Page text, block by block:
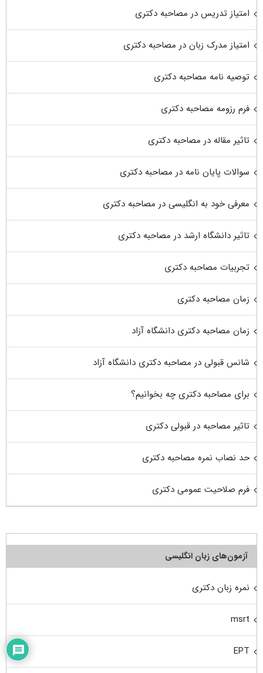
امتیاز تدریس در مصاحبه دکتری
امتیاز مدرک زبان در مصاحبه دکتری
توصیه نامه مصاحبه دکتری
فرم رزومه مصاحبه دکتری
تاثیر مقاله در مصاحبه دکتری
سوالات پایان نامه در مصاحبه دکتری
معرفی خود به انگلیسی در مصاحبه دکتری
تاثیر دانشگاه ارشد در مصاحبه دکتری
تجربیات مصاحبه دکتری
زمان مصاحبه دکتری
زمان مصاحبه دکتری دانشگاه آزاد
شانس قبولی در مصاحبه دکتری دانشگاه آزاد
برای مصاحبه دکتری چه بخوانیم؟
تاثیر مصاحبه در قبولی دکتری
حد نصاب نمره مصاحبه دکتری
فرم صلاحیت عمومی دکتری
آزمون‌های زبان انگلیسی
نمره زبان دکتری
msrt
EPT